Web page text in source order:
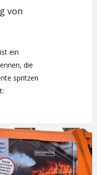
von
ein
die
spritzen